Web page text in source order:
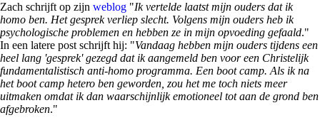
Zach schrijft op zijn weblog "Ik vertelde laatst mijn ouders dat ik
homo ben. Het gesprek verliep slecht. Volgens mijn ouders heb ik
psychologische problemen en hebben ze in mijn opvoeding gefaald."
In een latere post schrijft hij: "Vandaag hebben mijn ouders tijdens een
heel lang 'gesprek' gezegd dat ik aangemeld ben voor een Christelijk
fundamentalistisch anti-homo programma. Een boot camp. Als ik na
het boot camp hetero ben geworden, zou het me toch niets meer
uitmaken omdat ik dan waarschijnlijk emotioneel tot aan de grond ben
afgebroken."